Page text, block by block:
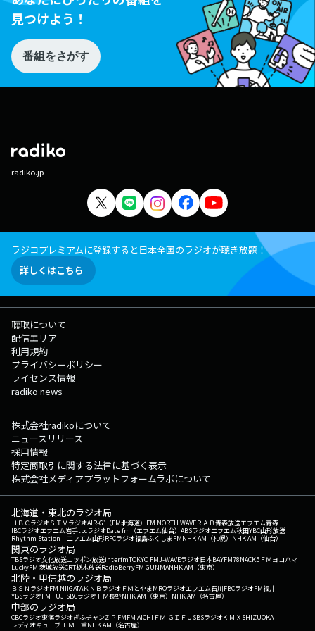
見つけよう！
番組をさがす
radiko.jp
ラジコプレミアムに登録すると日本全国のラジオが聴き放題！
詳しくはこちら
聴取について
配信エリア
利用規約
プライバシーポリシー
ライセンス情報
radiko news
株式会社radikoについて
ニュースリリース
採用情報
特定商取引に関する法律に基づく表示
株式会社メディアプラットフォームラボについて
北海道・東北のラジオ局
ＨＢＣラジオＳＴＶラジオAIR-G'（FM北海道） FM NORTH WAVEＲＡＢ青森放送エフエム青森
IBCラジオエフエム岩手tbcラジオDate fm（エフエム仙台） ABSラジオエフエム秋田YBC山形放送
Rhythm Station エフエム山形RFCラジオ福島ふくしまFMNHK AM（札幌） NHK AM（仙台）
関東のラジオ局
TBSラジオ文化放送ニッポン放送interfmTOKYO FMJ-WAVEラジオ日本BAYFM78NACK5 ＦＭヨコハマ
LuckyFM 茨城放送CRT栃木放送RadioBerryFM GUNMANHK AM（東京）
北陸・甲信越のラジオ局
ＢＳＮラジオFM NIIGATAＫＮＢラジオ ＦＭとやまMROラジオエフエム石川FBCラジオFM福井
YBSラジオFM FUJISBCラジオ ＦＭ長野NHK AM（東京） NHK AM（名古屋）
中部のラジオ局
CBCラジオ東海ラジオぎふチャンZIP-FMFM AICHI ＦＭ ＧＩＦＵ SBSラジオK-MIX SHIZUOKA
レディオキューブ ＦＭ三重NHK AM（名古屋）